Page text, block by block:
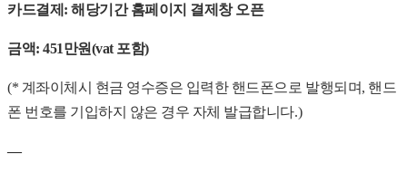
카드결제: 해당기간 홈페이지 결제창 오픈
금액: 451만원(vat 포함)
(* 계좌이체시 현금 영수증은 입력한 핸드폰으로 발행되며, 핸드
폰 번호를 기입하지 않은 경우 자체 발급합니다.)
—